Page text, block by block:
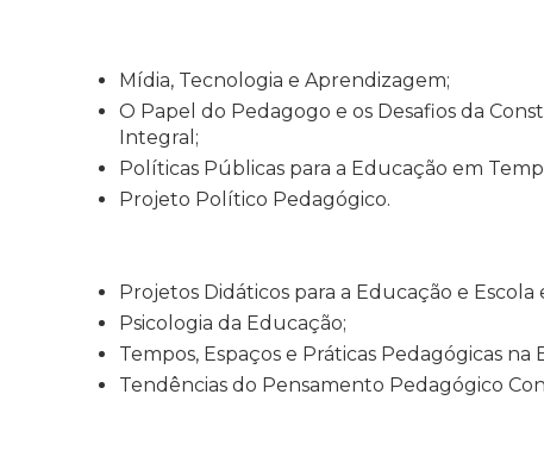
Mídia, Tecnologia e Aprendizagem;
O Papel do Pedagogo e os Desafios da
Integral;
Políticas Públicas para a Educação em
Projeto Político Pedagógico.
Projetos Didáticos para a Educação e
Psicologia da Educação;
Tempos, Espaços e Práticas Pedagógicas
Tendências do Pensamento Pedagógico